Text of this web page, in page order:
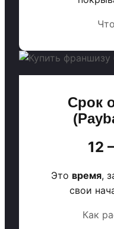
Срок
12
Это время,
свои
Как